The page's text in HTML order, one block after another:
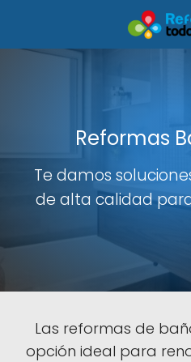
Reformas
Te damos
de alta calidad
Las reformas de
opción ideal para